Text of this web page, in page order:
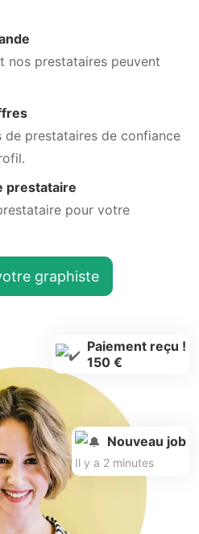
nos prestataires peuvent
de prestataires de confiance
prestataire
pour votre
graphiste
Paiement reçu !
150 €
Nouveau job
Il y a 2 minutes